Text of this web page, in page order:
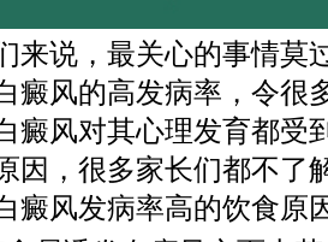
说，最关心的事情莫
癜风的高发病率，令很
癜风对其心理发育都受
因，很多家长们都不了
癜风发病率高的饮食原